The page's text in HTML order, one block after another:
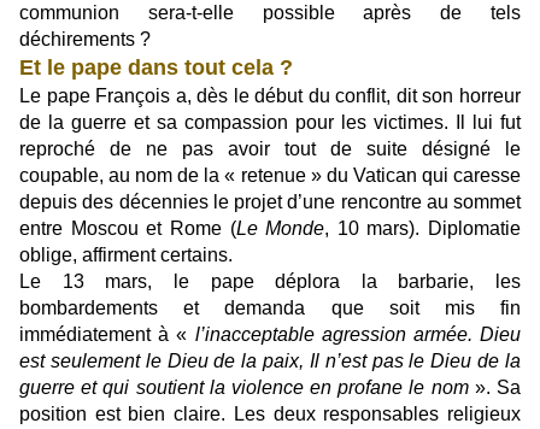
communion sera-t-elle possible après de tels
déchirements ?
Et le pape dans tout cela ?
Le pape François a, dès le début du conflit, dit son horreur
de la guerre et sa compassion pour les victimes. Il lui fut
reproché de ne pas avoir tout de suite désigné le
coupable, au nom de la « retenue » du Vatican qui caresse
depuis des décennies le projet d’une rencontre au sommet
entre Moscou et Rome (Le Monde, 10 mars). Diplomatie
oblige, affirment certains.
Le 13 mars, le pape déplora la barbarie, les
bombardements et demanda que soit mis fin
immédiatement à « l’inacceptable agression armée. Dieu
est seulement le Dieu de la paix, Il n’est pas le Dieu de la
guerre et qui soutient la violence en profane le nom». Sa
position est bien claire. Les deux responsables religieux